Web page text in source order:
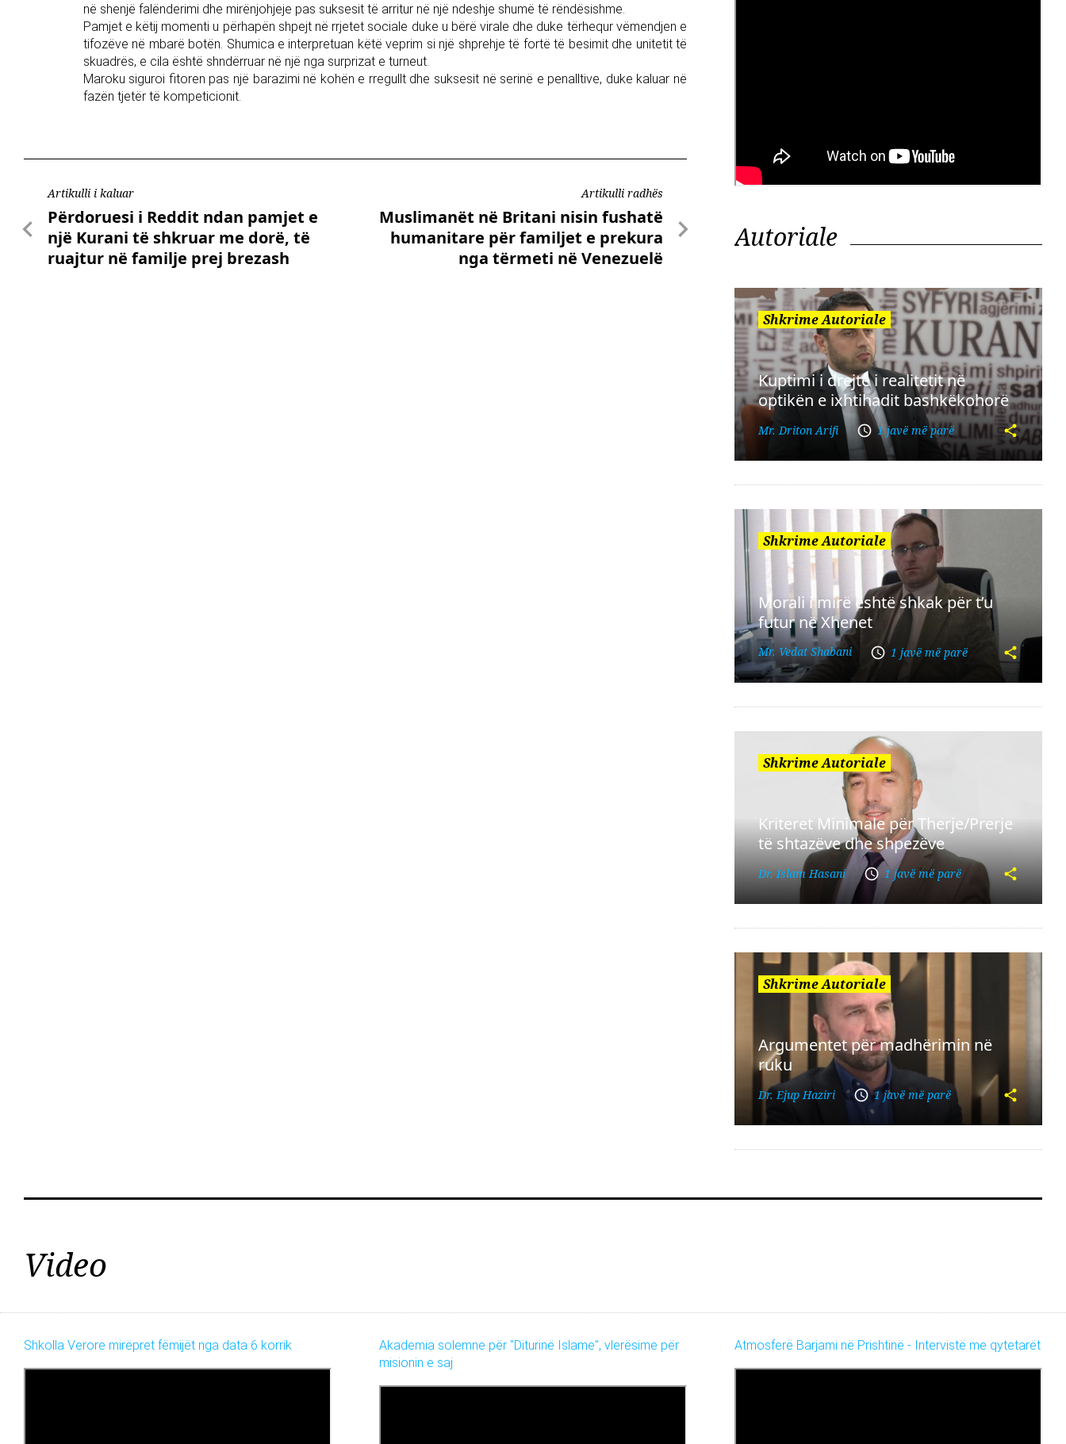
në shenjë falënderimi dhe mirënjohjeje pas suksesit të arritur në një ndeshje shumë të rëndësishme.
Pamjet e këtij momenti u përhapën shpejt në rrjetet sociale duke u bërë virale dhe duke tërhequr vëmendjen e
tifozëve në mbarë botën. Shumica e interpretuan këtë veprim si një shprehje të fortë të besimit dhe unitetit të
skuadrës, e cila është shndërruar në një nga surprizat e turneut.
Maroku siguroi fitoren pas një barazimi në kohën e rregullt dhe suksesit në serinë e penalltive, duke kaluar në
fazën tjetër të kompeticionit.
Artikulli i kaluar
Përdoruesi i Reddit ndan pamjet e
një Kurani të shkruar me dorë, të
ruajtur në familje prej brezash
Artikulli radhës
Muslimanët në Britani nisin fushatë
humanitare për familjet e prekura
nga tërmeti në Venezuelë
Autoriale
Shkrime Autoriale
Kuptimi i drejtë i realitetit në
optikën e ixhtihadit bashkëkohorë
Mr. Driton Arifi 1 javë më parë
Shkrime Autoriale
Morali i mirë është shkak për t’u
futur në Xhenet
Mr. Vedat Shabani 1 javë më parë
Shkrime Autoriale
Kriteret Minimale për Therje/Prerje
të shtazëve dhe shpezëve
Dr. Islam Hasani 1 javë më parë
Shkrime Autoriale
Argumentet për madhërimin në
ruku
Dr. Ejup Haziri 1 javë më parë
Video
Shkolla Verore mirëpret fëmijët nga data 6 korrik
Akademia solemne për "Diturinë Islame", vlerësime për
misionin e saj
Atmosferë Barjami në Prishtinë - Intervistë me qytetarët